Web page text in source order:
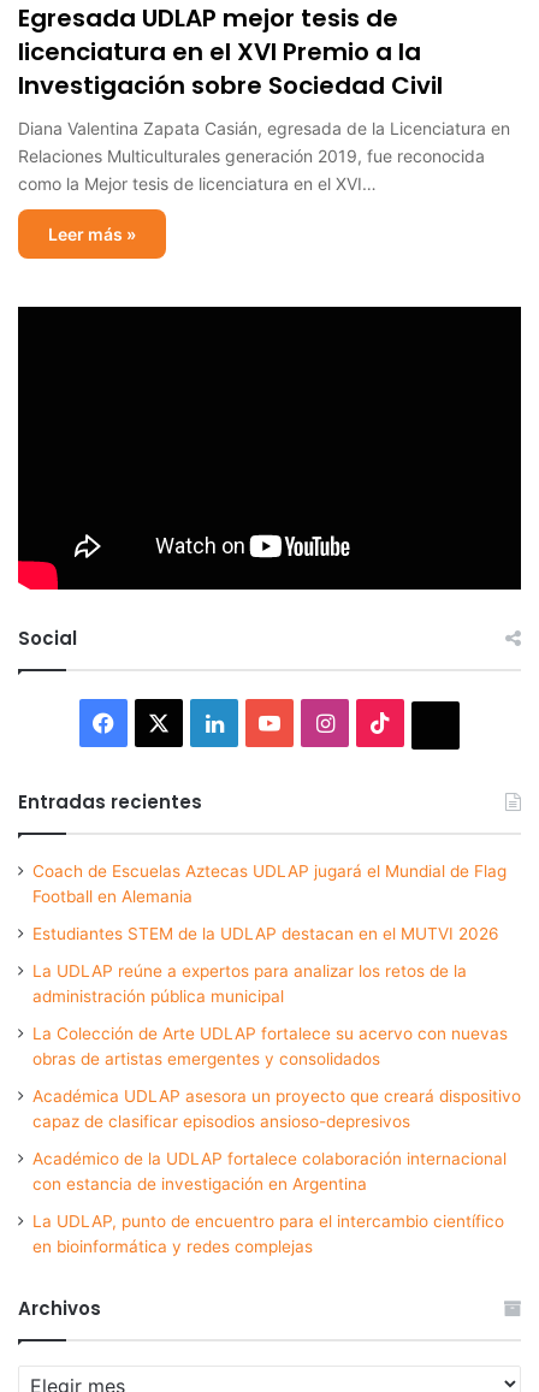
Egresada UDLAP mejor tesis de
licenciatura en el XVI Premio a la
Investigación sobre Sociedad Civil
Diana Valentina Zapata Casián, egresada de la Licenciatura en
Relaciones Multiculturales generación 2019, fue reconocida
como la Mejor tesis de licenciatura en el XVI…
Leer más »
Social
Facebook LinkedInYouTubeInstagram
Entradas recientes
Coach de Escuelas Aztecas UDLAP jugará el Mundial de Flag
Football en Alemania
Estudiantes STEM de la UDLAP destacan en el MUTVI 2026
La UDLAP reúne a expertos para analizar los retos de la
administración pública municipal
La Colección de Arte UDLAP fortalece su acervo con nuevas
obras de artistas emergentes y consolidados
Académica UDLAP asesora un proyecto que creará dispositivo
capaz de clasificar episodios ansioso-depresivos
Académico de la UDLAP fortalece colaboración internacional
con estancia de investigación en Argentina
La UDLAP, punto de encuentro para el intercambio científico
en bioinformática y redes complejas
Archivos
Archivos